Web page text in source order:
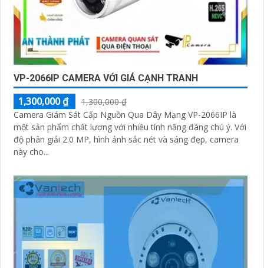
VP-2066IP CAMERA VỚI GIÁ CẠNH TRANH
1,300,000 ₫
1,300,000 ₫
Camera Giám Sát Cấp Nguồn Qua Dây Mạng VP-2066IP là
một sản phẩm chất lượng với nhiều tính năng đáng chú ý. Với
độ phân giải 2.0 MP, hình ảnh sắc nét và sáng đẹp, camera
này cho...